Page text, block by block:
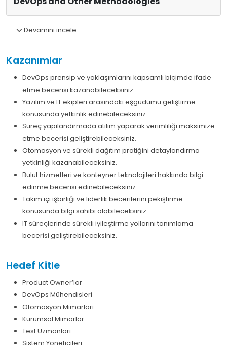
Devamını incele
Kazanımlar
DevOps prensip ve yaklaşımlarını kapsamlı biçimde ifade
etme becerisi kazanabileceksiniz.
Yazılım ve IT ekipleri arasındaki eşgüdümü geliştirme
konusunda yetkinlik edinebileceksiniz.
Süreç yapılandırmada atılım yaparak verimliliği maksimize
etme becerisi geliştirebileceksiniz.
Otomasyon ve sürekli dağıtım pratiğini detaylandırma
yetkinliği kazanabileceksiniz.
Bulut hizmetleri ve konteyner teknolojileri hakkında bilgi
edinme becerisi edinebileceksiniz.
Takım içi işbirliği ve liderlik becerilerini pekiştirme
konusunda bilgi sahibi olabileceksiniz.
IT süreçlerinde sürekli iyileştirme yollarını tanımlama
becerisi geliştirebileceksiniz.
Hedef Kitle
Product Owner’lar
DevOps Mühendisleri
Otomasyon Mimarları
Kurumsal Mimarlar
Test Uzmanları